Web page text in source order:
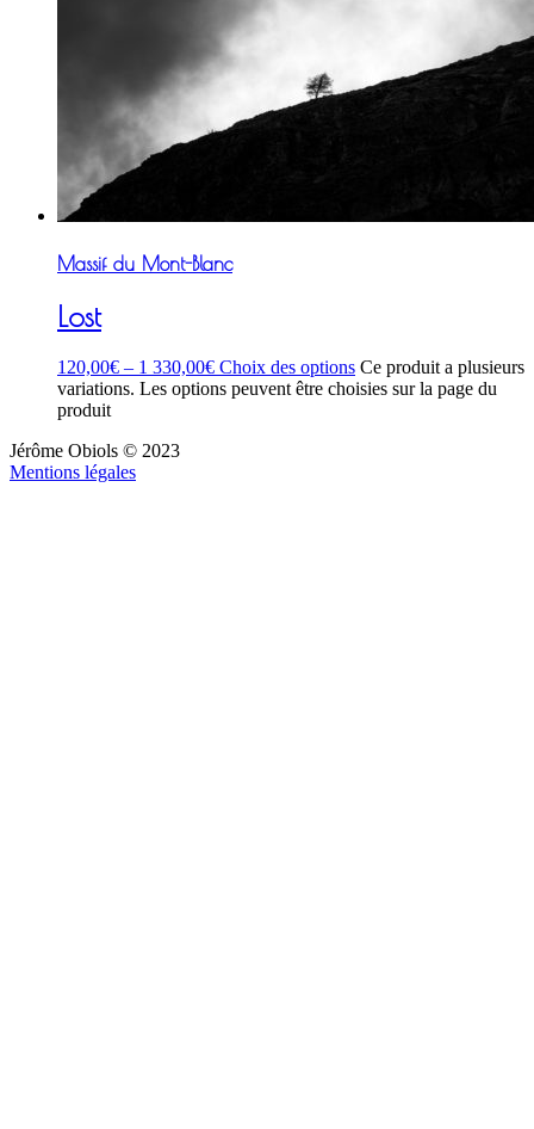
Massif du Mont-Blanc
Lost
120,00€ – 1 330,00€ Choix des options Ce produit a plusieurs
variations. Les options peuvent être choisies sur la page du
produit
Jérôme Obiols © 2023
Mentions légales